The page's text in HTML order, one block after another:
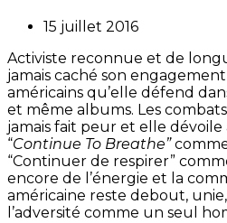
15 juillet 2016
Activiste reconnue et de
jamais caché son
américains qu’elle défend
et même albums. Les
jamais fait peur et elle
“Continue To Breathe”
“Continuer de respirer”
encore de l’énergie et la
américaine reste debout,
l’adversité comme un seul